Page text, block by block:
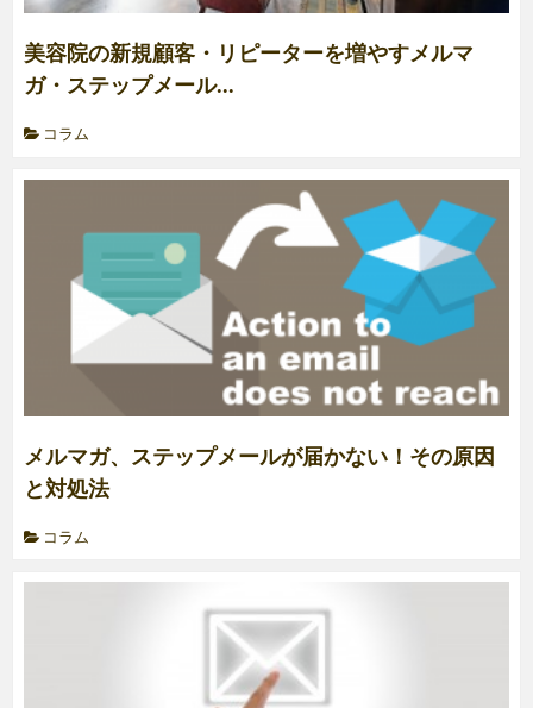
美容院の新規顧客・リピーターを増やすメルマ
ガ・ステップメール...
コラム
メルマガ、ステップメールが届かない！その原因
と対処法
コラム